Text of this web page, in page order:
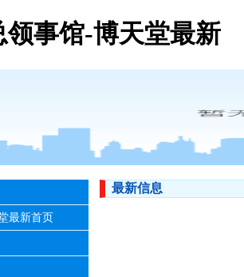
事馆-博天堂最新
最新首页
最新信息